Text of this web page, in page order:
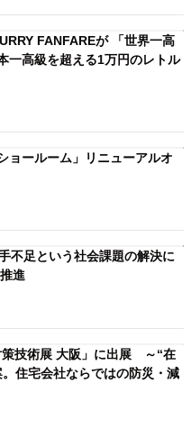
FANFAREが 「世界一高
高級を超える1万円のレトル
ョールーム」リニューアルオ
不足という社会課題の解決に
進
策技術展 大阪」に出展 ～“在
住宅会社ならではの防災・減